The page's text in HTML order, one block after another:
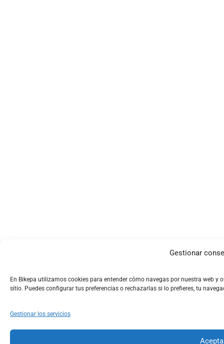
Gestionar
En Bikepa utilizamos cookies para entender cómo navegas por nuestra web
sitio. Puedes configurar tus preferencias o rechazarlas si lo prefieres, tu
Gestionar los servicios